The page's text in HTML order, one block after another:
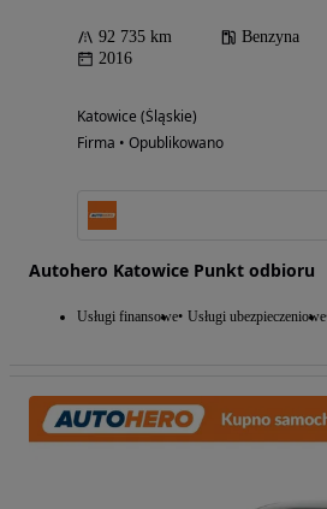
92 735 km Benzyna
2016
Katowice (Śląskie)
Firma • Opublikowano
Autohero Katowice Punkt odbioru
Usługi finansowe Usługi ubezpieczeniowe